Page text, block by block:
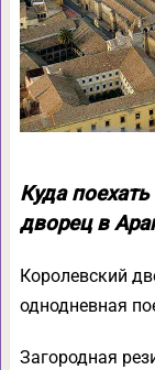
Куда
дворец в
Королевский
однодневная
Загородная